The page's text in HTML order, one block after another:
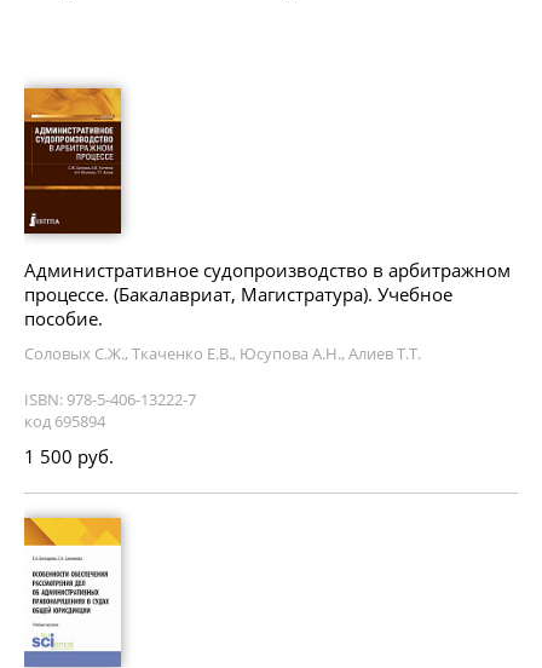
Административное судопроизводство в арбитражном
процессе. (Бакалавриат, Магистратура). Учебное
пособие.
Соловых С.Ж., Ткаченко Е.В., Юсупова А.Н., Алиев Т.Т.
ISBN: 978-5-406-13222-7
код 695894
1 500 руб.